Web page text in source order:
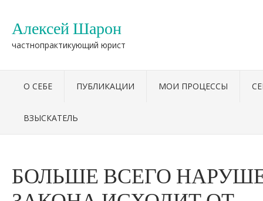
Алексей Шарон
частнопрактикующий юрист
О СЕБЕ ПУБЛИКАЦИИ МОИ ПРОЦЕССЫ
ВЗЫСКАТЕЛЬ
БОЛЬШЕ ВСЕГО